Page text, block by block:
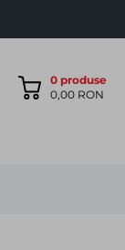
0produse
0,00 RON